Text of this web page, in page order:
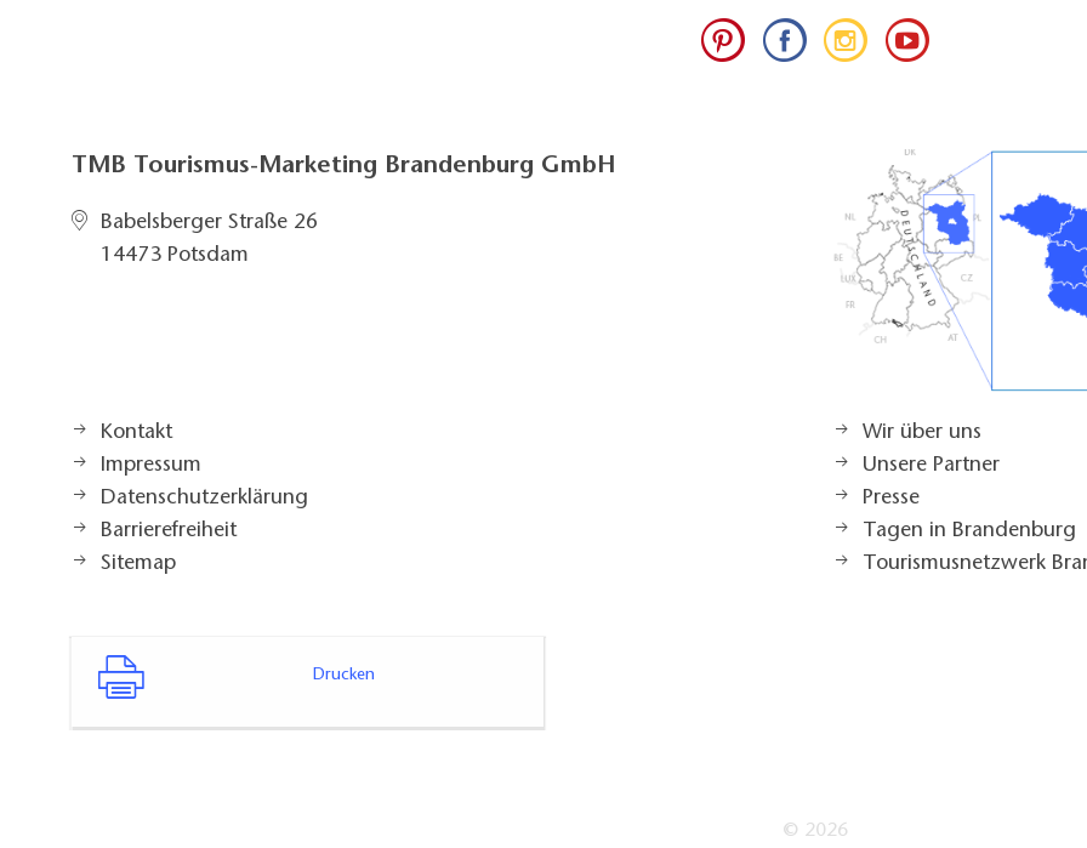
TMB Tourismus-Marketing Brandenburg GmbH
Babelsberger Straße 26
14473 Potsdam
Kontakt
Impressum
Datenschutzerklärung
Barrierefreiheit
Sitemap
Wir über uns
Unsere Partner
Presse
Tagen in Brandenburg
Tourismusnetzwerk
Drucken
© 2026